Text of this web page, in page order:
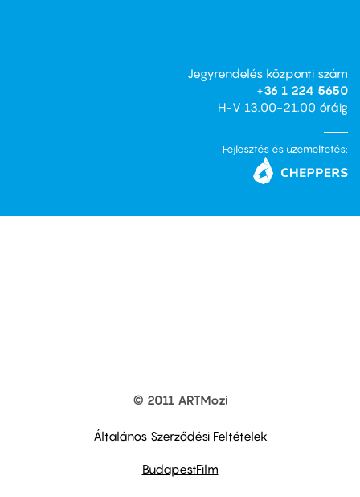
Jegyrendelés központi szám
+36 1 224 5650
H-V 13.00-21.00 óráig
Fejlesztés és üzemeltetés:
© 2011 ARTMozi
Általános Szerződési Feltételek
BudapestFilm